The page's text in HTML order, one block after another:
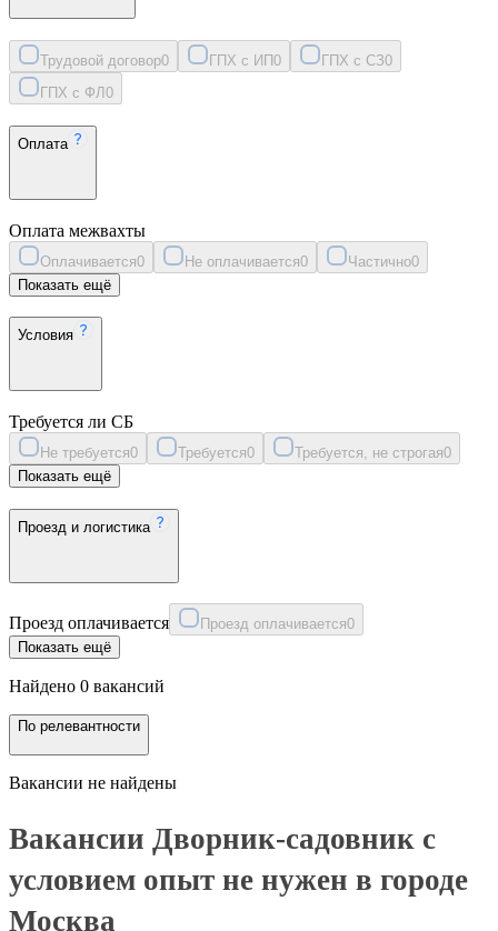
Трудовой договор0 ГПХ с ИП0 ГПХ с СЗ0
ГПХ с ФЛ 0
Оплата
Оплата межвахты
Оплачивается0 Не оплачивается0 Частично0
Показать ещё
Условия
Требуется ли СБ
Не требуется0 Требуется0 Требуется, не строгая0
Показать ещё
Проезд и логистика
Проезд оплачивается Проезд оплачивается0
Показать ещё
Найдено 0 вакансий
По релевантности
Вакансии не найдены
Вакансии Дворник-садовник с
условием опыт не нужен в городе
Москва